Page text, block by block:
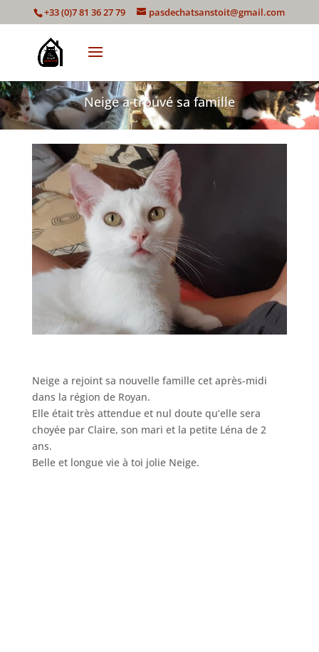
+33 (0)7 81 36 27 79 pasdechatsanstoit@gmail.com
Neige a trouvé sa famille
Neige a rejoint sa nouvelle famille cet après-midi
dans la région de Royan.
Elle était très attendue et nul doute qu’elle sera
choyée par Claire, son mari et la petite Léna de 2
ans.
Belle et longue vie à toi jolie Neige.